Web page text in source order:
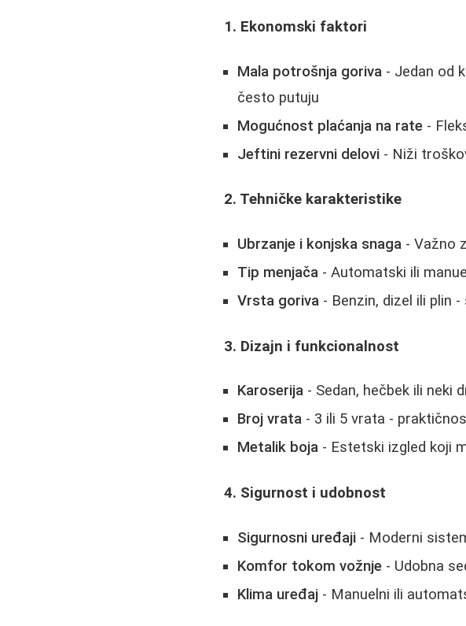
1. Ekonomski faktori
Mala potrošnja goriva - Jedan od
često putuju
Mogućnost plaćanja na rate -
Jeftini rezervni delovi - Niži
2. Tehničke karakteristike
Ubrzanje i konjska snaga - Važno
Tip menjača - Automatski ili
Vrsta goriva - Benzin, dizel ili plin
3. Dizajn i funkcionalnost
Karoserija - Sedan, hečbek ili neki
Broj vrata - 3 ili 5 vrata -
Metalik boja - Estetski izgled koji
4. Sigurnost i udobnost
Sigurnosni uređaji - Moderni
Komfor tokom vožnje - Udobna
Klima uređaj - Manuelni ili